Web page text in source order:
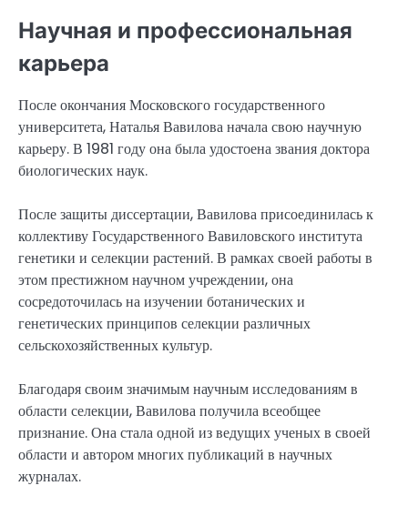
Научная и профессиональная
карьера
После окончания Московского государственного
университета, Наталья Вавилова начала свою научную
карьеру. В 1981 году она была удостоена звания доктора
биологических наук.
После защиты диссертации, Вавилова присоединилась к
коллективу Государственного Вавиловского института
генетики и селекции растений. В рамках своей работы в
этом престижном научном учреждении, она
сосредоточилась на изучении ботанических и
генетических принципов селекции различных
сельскохозяйственных культур.
Благодаря своим значимым научным исследованиям в
области селекции, Вавилова получила всеобщее
признание. Она стала одной из ведущих ученых в своей
области и автором многих публикаций в научных
журналах.